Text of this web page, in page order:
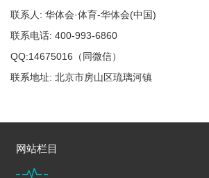
联系人: 华体会·体育-华体会(中国)
联系电话: 400-993-6860
QQ:14675016（同微信）
联系地址: 北京市房山区琉璃河镇
网站栏目